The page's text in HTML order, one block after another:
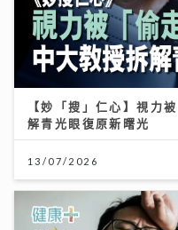
【妙「搜」仁心】視力
解青光眼復原新曙光
13/07/2026